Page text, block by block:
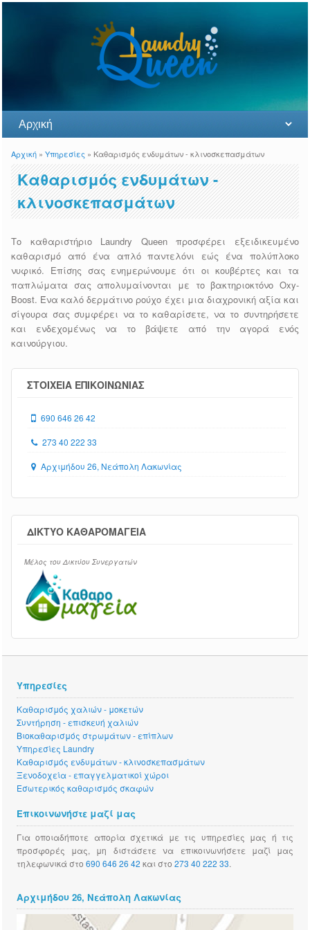
You are here
Αρχική »Υπηρεσίες » Καθαρισμός ενδυμάτων - κλινοσκεπασμάτων
Καθαρισμός ενδυμάτων -
κλινοσκεπασμάτων
Το καθαριστήριο Laundry Queen προσφέρει εξειδικευμένο
καθαρισμό από ένα απλό παντελόνι εώς ένα πολύπλοκο
νυφικό. Επίσης σας ενημερώνουμε ότι οι κουβέρτες και τα
παπλώματα σας απολυμαίνονται με το βακτηριοκτόνο Oxy-
Boost. Ένα καλό δερμάτινο ρούχο έχει μια διαχρονική αξία και
σίγουρα σας συμφέρει να το καθαρίσετε, να το συντηρήσετε
και ενδεχομένως να το βάψετε από την αγορά ενός
καινούργιου.
ΣΤΟΙΧΕΙΑ ΕΠΙΚΟΙΝΩΝΙΑΣ
690 646 26 42
273 40 222 33
Αρχιμήδου 26, Νεάπολη Λακωνίας
ΔΊΚΤΥΟ ΚΑΘΑΡΟΜΑΓΕΊΑ
Mέλος του Δικτύου Συνεργατών
Υπηρεσίες
Καθαρισμός χαλιών - μοκετών
Συντήρηση - επισκευή χαλιών
Βιοκαθαρισμός στρωμάτων - επίπλων
Υπηρεσίες Laundry
Καθαρισμός ενδυμάτων - κλινοσκεπασμάτων
Ξενοδοχεία - επαγγελματικοί χώροι
Εσωτερικός καθαρισμός σκαφών
Επικοινωνήστε μαζί μας
Για οποιαδήποτε απορία σχετικά με τις υπηρεσίες μας ή τις
προσφορές μας, μη διστάσετε να επικοινωνήσετε μαζί μας
τηλεφωνικά στο 690 646 26 42 και στο 273 40 222 33.
Αρχιμήδου 26, Νεάπολη Λακωνίας